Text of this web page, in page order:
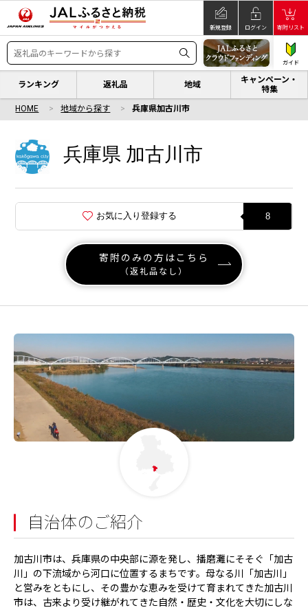
新規登録 ログイン 寄附リスト
ガイド
ランキング 返礼品 地域
キャンペーン・
特集
HOME 地域から探す 兵庫県加古川市
兵庫県 加古川市
お気に入り登録する 8
寄附のみの方はこちら
（返礼品なし）
自治体のご紹介
加古川市は、兵庫県の中央部に源を発し、播磨灘にそそぐ「加古
川」の下流域から河口に位置するまちです。母なる川「加古川」
と営みをともにし、その豊かな恵みを受けて育まれてきた加古川
市は、古来より受け継がれてきた自然・歴史・文化を大切にしな